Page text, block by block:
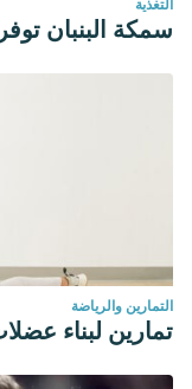
التغذية
سمكة البنبان
التمارين والرياضة
تمارين لبناء